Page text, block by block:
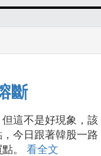
斷
這不是好現象，該
今日跟著韓股一路
點。看全文